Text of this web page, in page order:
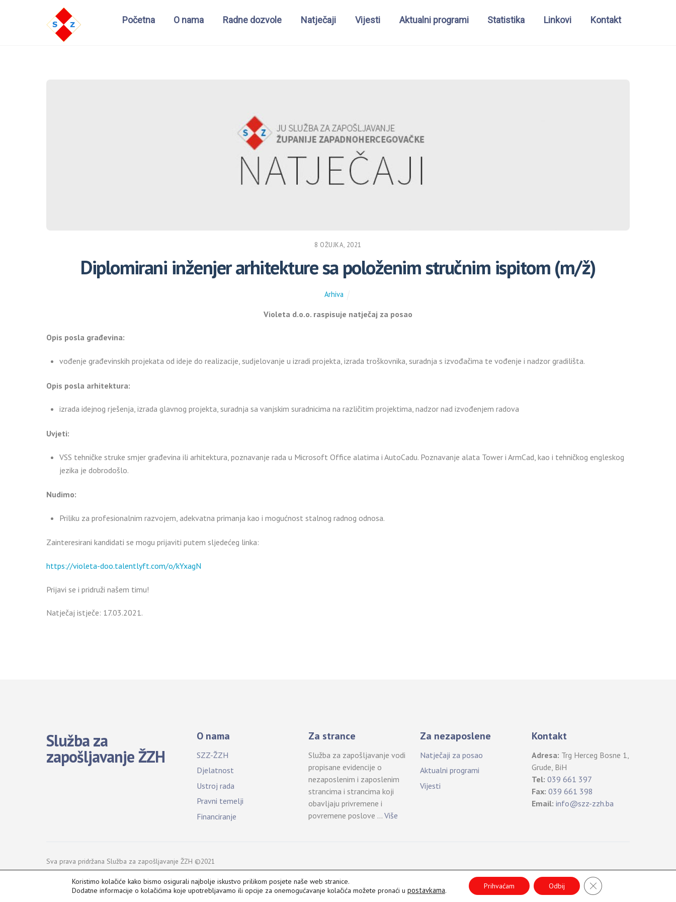
Početna O nama Radne dozvole Natječaji Vijesti Aktualni programi Statistika Linkovi Kontakt
8 OŽUJKA, 2021
Diplomirani inženjer arhitekture sa položenim stručnim ispitom (m/ž)
Arhiva
Violeta d.o.o. raspisuje natječaj za posao
Opis posla građevina:
vođenje građevinskih projekata od ideje do realizacije, sudjelovanje u izradi projekta, izrada troškovnika, suradnja s izvođačima te vođenje i nadzor gradilišta.
Opis posla arhitektura:
izrada idejnog rješenja, izrada glavnog projekta, suradnja sa vanjskim suradnicima na različitim projektima, nadzor nad izvođenjem radova
Uvjeti:
VSS tehničke struke smjer građevina ili arhitektura, poznavanje rada u Microsoft Office alatima i AutoCadu. Poznavanje alata Tower i ArmCad, kao i tehničkog engleskog
jezika je dobrodošlo.
Nudimo:
Priliku za profesionalnim razvojem, adekvatna primanja kao i mogućnost stalnog radnog odnosa.
Zainteresirani kandidati se mogu prijaviti putem sljedećeg linka:
https://violeta-doo.talentlyft.com/o/kYxagN
Prijavi se i pridruži našem timu!
Natječaj istječe: 17.03.2021.
Služba za
zapošljavanje ŽZH
O nama
SZZ-ŽZH
Djelatnost
Ustroj rada
Pravni temelji
Financiranje
Za strance
Služba za zapošljavanje vodi
propisane evidencije o
nezaposlenim i zaposlenim
strancima i strancima koji
obavljaju privremene i
povremene poslove …Više
Za nezaposlene
Natječaji za posao
Aktualni programi
Vijesti
Kontakt
Adresa: Trg Herceg Bosne 1,
Grude, BiH
Tel: 039 661 397
Fax: 039 661 398
Email: info@szz-zzh.ba
Sva prava pridržana Služba za zapošljavanje ŽZH ©2021
Koristimo kolačiće kako bismo osigurali najbolje iskustvo prilikom posjete naše web stranice.
Dodatne informacije o kolačićima koje upotrebljavamo ili opcije za onemogućavanje kolačića možete pronaći u postavkama. Prihvaćam Odbij CLOSE GDPR COOKIE